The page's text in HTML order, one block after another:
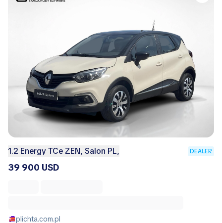
1.2 Energy TCe ZEN, Salon PL, DEALER
39 900 USD
plichta.com.pl